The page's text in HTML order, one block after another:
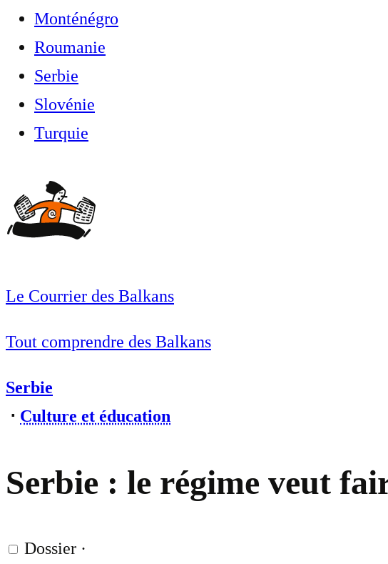
Monténégro
Roumanie
Serbie
Slovénie
Turquie
Le Courrier des Balkans
Tout comprendre des Balkans
Serbie
⋅ Culture et éducation
Serbie : le régime veut
Dossier ·